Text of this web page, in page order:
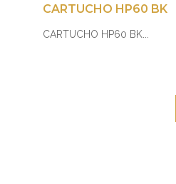
CARTUCHO HP60 BK
CARTUCHO HP60 BK...